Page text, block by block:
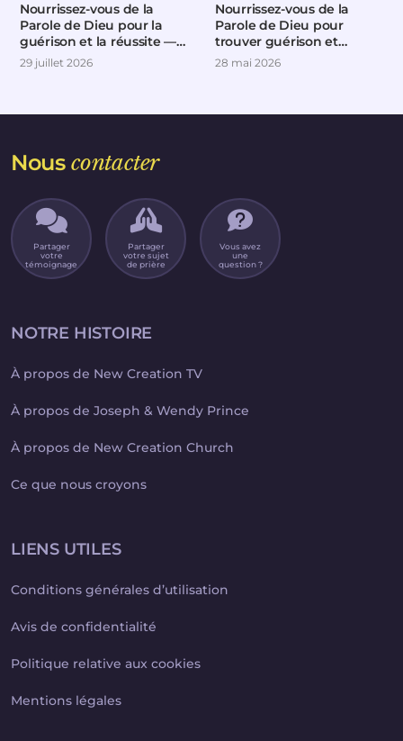
Nourrissez-vous de la
Parole de Dieu pour la
guérison et la réussite —
Partie 2
29 juillet 2026
Nourrissez-vous de la
Parole de Dieu pour
trouver guérison et
réussite
28 mai 2026
Nouscontacter
Partager
votre
témoignage
Partager
votre sujet
de prière
Vous avez
une
question ?
NOTRE HISTOIRE
À propos de New Creation TV
À propos de Joseph & Wendy Prince
À propos de New Creation Church
Ce que nous croyons
LIENS UTILES
Conditions générales d’utilisation
Avis de confidentialité
Politique relative aux cookies
Mentions légales